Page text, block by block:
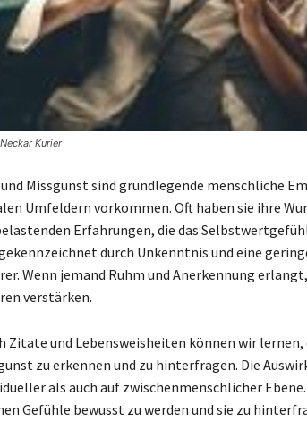
Kurier
Missgunst sind grundlegende menschliche
Umfeldern vorkommen. Oft haben sie ihre
Erfahrungen, die das
durch Unkenntnis und eine
Wenn jemand Ruhm und Anerkennung
verstärken.
Zitate und Lebensweisheiten können wir lernen,
zu erkennen und zu hinterfragen. Die
als auch auf zwischenmenschlicher
Gefühle bewusst zu werden und sie zu